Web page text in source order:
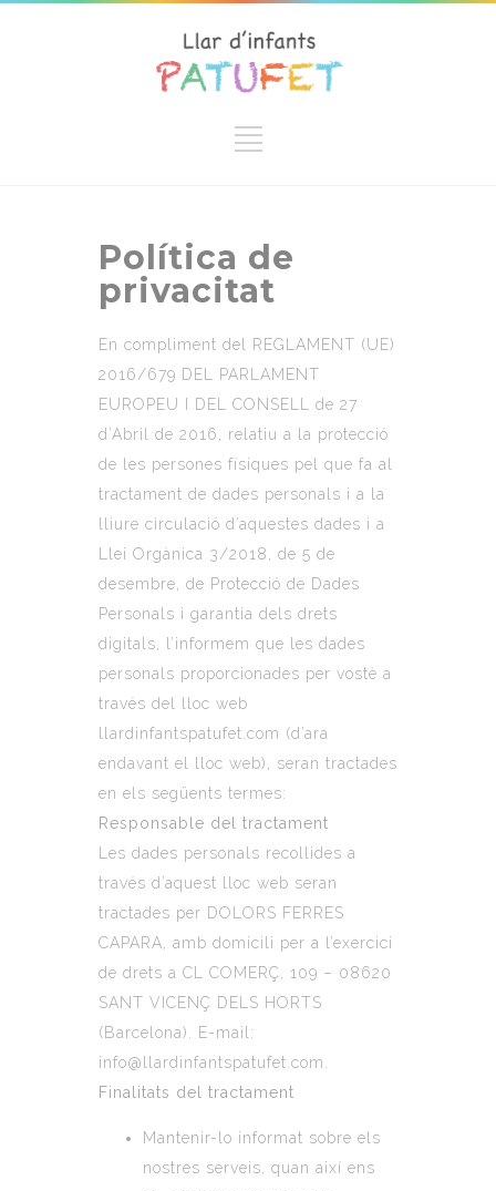
Política de
privacitat
En compliment del REGLAMENT (UE)
2016/679 DEL PARLAMENT
EUROPEU I DEL CONSELL de 27
d’Abril de 2016, relatiu a la protecció
de les persones físiques pel que fa al
tractament de dades personals i a la
lliure circulació d’aquestes dades i a
Llei Orgànica 3/2018, de 5 de
desembre, de Protecció de Dades
Personals i garantia dels drets
digitals, l’informem que les dades
personals proporcionades per vostè a
través del lloc web
llardinfantspatufet.com (d’ara
endavant el lloc web), seran tractades
en els següents termes:
Responsable del tractament
Les dades personals recollides a
través d’aquest lloc web seran
tractades per DOLORS FERRES
CAPARA, amb domicili per a l’exercici
de drets a CL COMERÇ, 109 – 08620
SANT VICENÇ DELS HORTS
(Barcelona). E-mail:
info@llardinfantspatufet.com.
Finalitats del tractament
Mantenir-lo informat sobre els
nostres serveis, quan així ens